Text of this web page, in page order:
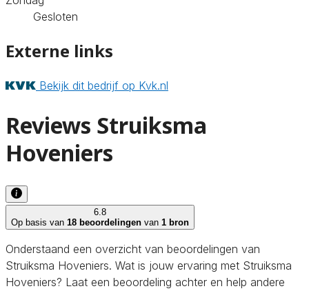
Gesloten
Externe links
Bekijk dit bedrijf op Kvk.nl
Reviews Struiksma
Hoveniers
6.8
Op basis van 18 beoordelingen van 1 bron
Onderstaand een overzicht van beoordelingen van
Struiksma Hoveniers. Wat is jouw ervaring met Struiksma
Hoveniers? Laat een beoordeling achter en help andere